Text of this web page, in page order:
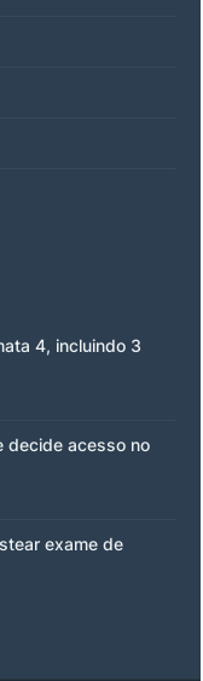
4, incluindo 3
decide acesso no
exame de